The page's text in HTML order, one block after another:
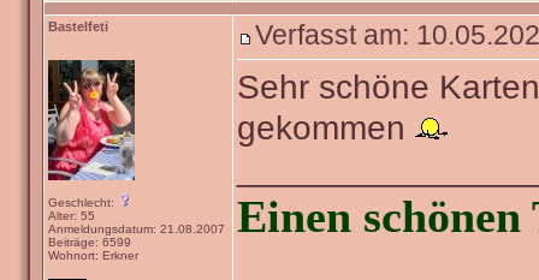
Bastelfeti
Geschlecht:
Alter: 55
Anmeldungsdatum: 21.08.2007
Beiträge: 6599
Wohnort: Erkner
Verfasst am:
Sehr schöne
gekommen
Einen